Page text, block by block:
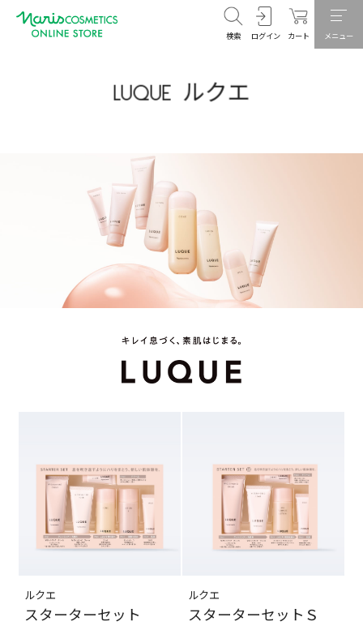
検索 ログイン カート メニュー
LUQUE ルクエ
ルクエ
スターターセット
ルクエ
スターターセットＳ